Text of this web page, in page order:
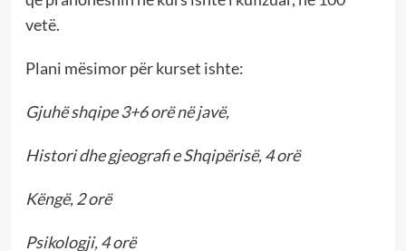
vetë.
Plani mësimor për kurset ishte:
Gjuhë shqipe 3+6 orë në javë,
Histori dhe gjeografi e Shqipërisë, 4 orë
Këngë, 2 orë
Psikologji, 4 orë